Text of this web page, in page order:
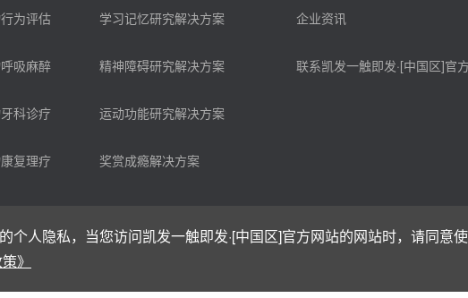
个人隐私，当您访问凯发一触即发·[中国区]官方网站的网站时，请同意
》
为评估
吸麻醉
科诊疗
复理疗
学习记忆研究解决方案
精神障碍研究解决方案
运动功能研究解决方案
奖赏成瘾解决方案
企业资讯
联系凯发一触即发·[中国区]官
国区]官方网站 版权所有 